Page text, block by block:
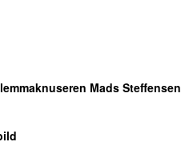
Mads Steffensen